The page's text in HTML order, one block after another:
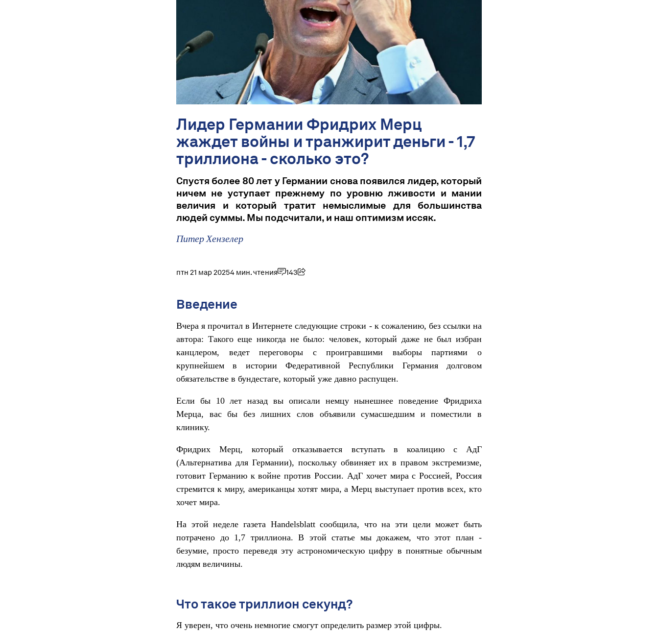
Лидер Германии Фридрих Мерц
жаждет войны и транжирит деньги - 1,7
триллиона - сколько это?
Спустя более 80 лет у Германии снова появился лидер, который
ничем не уступает прежнему по уровню лживости и мании
величия и который тратит немыслимые для большинства
людей суммы. Мы подсчитали, и наш оптимизм иссяк.
Питер Хензелер
птн 21 мар 20254 мин. чтения 143
Введение
Вчера я прочитал в Интернете следующие строки - к сожалению, без ссылки на
автора: Такого еще никогда не было: человек, который даже не был избран
канцлером, ведет переговоры с проигравшими выборы партиями о
крупнейшем в истории Федеративной Республики Германия долговом
обязательстве в бундестаге, который уже давно распущен.
Если бы 10 лет назад вы описали немцу нынешнее поведение Фридриха
Мерца, вас бы без лишних слов объявили сумасшедшим и поместили в
клинику.
Фридрих Мерц, который отказывается вступать в коалицию с АдГ
(Альтернатива для Германии), поскольку обвиняет их в правом экстремизме,
готовит Германию к войне против России. АдГ хочет мира с Россией, Россия
стремится к миру, американцы хотят мира, а Мерц выступает против всех, кто
хочет мира.
На этой неделе газета Handelsblatt сообщила, что на эти цели может быть
потрачено до 1,7 триллиона. В этой статье мы докажем, что этот план -
безумие, просто переведя эту астрономическую цифру в понятные обычным
людям величины.
Что такое триллион секунд?
Я уверен, что очень немногие смогут определить размер этой цифры.